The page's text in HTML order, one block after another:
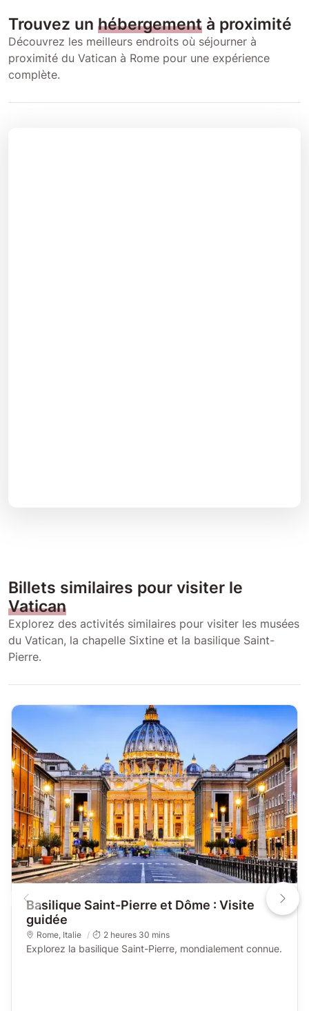
Trouvez un hébergement à proximité
Découvrez les meilleurs endroits où séjourner à
proximité du Vatican à Rome pour une expérience
complète.
Billets similaires pour visiter le
Vatican
Explorez des activités similaires pour visiter les musées
du Vatican, la chapelle Sixtine et la basilique Saint-
Pierre.
Basilique Saint-Pierre et Dôme : Visite
guidée
Rome, Italie 2 heures 30 mins
Explorez la basilique Saint-Pierre, mondialement connue.